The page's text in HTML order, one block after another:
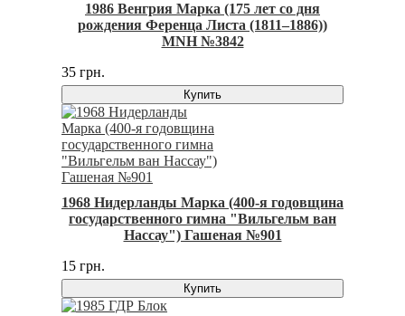
1986 Венгрия Марка (175 лет со дня
рождения Ференца Листа (1811–1886))
MNH №3842
35 грн.
Купить
1968 Нидерланды Марка (400-я годовщина
государственного гимна "Вильгельм ван
Нассау") Гашеная №901
15 грн.
Купить